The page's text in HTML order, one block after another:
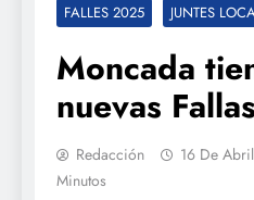
FALLES 2025 JUNTES
Moncada
nuevas Fallas
Redacción 16 De
Minutos